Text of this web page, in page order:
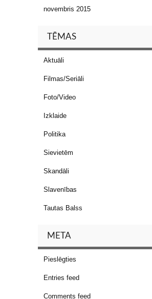
novembris 2015
TĒMAS
Aktuāli
Filmas/Seriāli
Foto/Video
Izklaide
Politika
Sievietēm
Skandāli
Slavenības
Tautas Balss
META
Pieslēgties
Entries feed
Comments feed